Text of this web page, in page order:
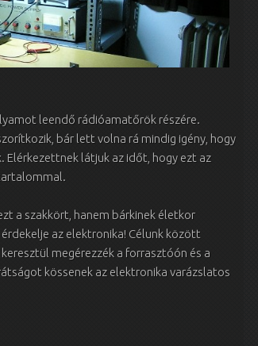
leendő rádióamatőrök részére.
bár lett volna rá mindig igény, hogy
Elérkezettnek látjuk az időt, hogy ezt az
a szakkört, hanem bárkinek életkor
az elektronika! Célunk között
megérezzék a forrasztóón és a
kössenek az elektronika varázslatos